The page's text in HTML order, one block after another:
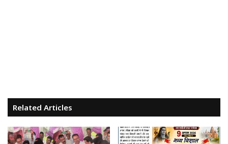
Related Articles